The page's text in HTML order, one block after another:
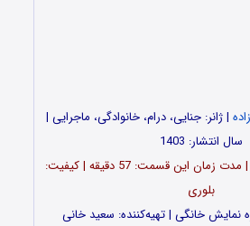
| ژانر: جنایی، درام، خانوادگی، ماجرایی |
سال انتشار: 1403
تعداد قسمت‌: … اپیزود | مدت زمان این قسمت: 57 دقیقه | کیفیت:
بلوری
نمایش خانگی | تهیه‌کننده: سعید خانی